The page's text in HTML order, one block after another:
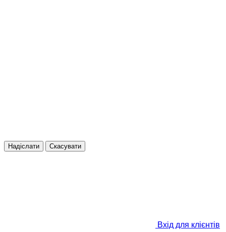
Надіслати Скасувати
Вхід для клієнтів